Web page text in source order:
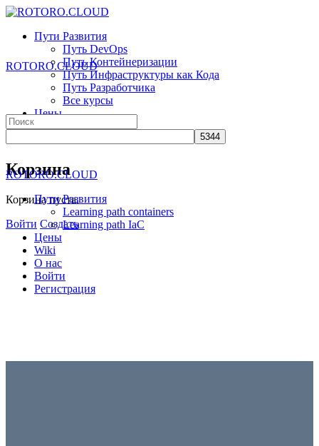
Toggle
Panel
Пути Развития
Путь DevOps
Путь Контейнеризации
Путь Инфраструктуры как Кода
Путь Разработчика
Все курсы
Цены
Wiki
More
options
Корзина
Корзина пуста.
Войти Создать
ROTORO.CLOUD
Search
for:
ROTORO.CLOUD
Пути Развития
Learning path containers
Learning path IaC
Цены
Wiki
О нас
Войти
Регистрация